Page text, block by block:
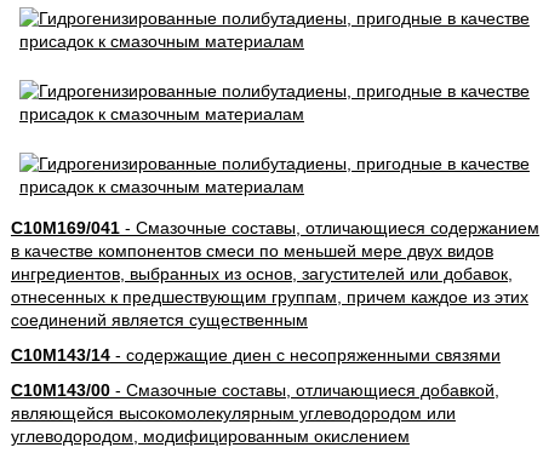
C10M169/041- Смазочные составы, отличающиеся содержанием
в качестве компонентов смеси по меньшей мере двух видов
ингредиентов, выбранных из основ, загустителей или добавок,
отнесенных к предшествующим группам, причем каждое из этих
соединений является существенным
C10M143/14- содержащие диен с несопряженными связями
C10M143/00- Смазочные составы, отличающиеся добавкой,
являющейся высокомолекулярным углеводородом или
углеводородом, модифицированным окислением